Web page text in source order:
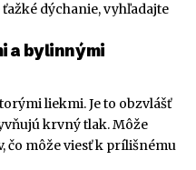
dýchanie, vyhľadajte
a bylinnými
liekmi. Je to obzvlášť
krvný tlak. Môže
čo môže viesť k prílišnému